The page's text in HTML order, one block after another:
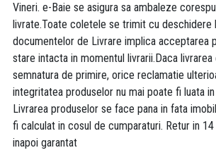
Vineri. e-Baie se asigura sa ambaleze
livrate.Toate coletele se trimit cu deschidere
documentelor de Livrare implica acceptarea
stare intacta in momentul livrarii.Daca
semnatura de primire, orice reclamatie
integritatea produselor nu mai poate fi luata
Livrarea produselor se face pana in fata
fi calculat in cosul de cumparaturi. Retur in
inapoi garantat